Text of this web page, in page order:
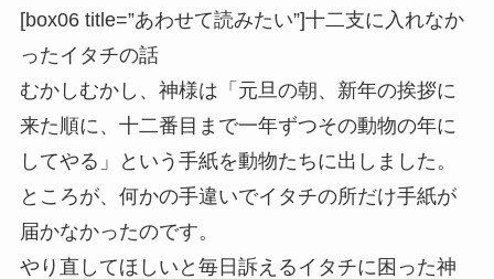
[box06 title=”あわせて読みたい”]十二支に入れなか
ったイタチの話
むかしむかし、神様は「元旦の朝、新年の挨拶に
来た順に、十二番目まで一年ずつその動物の年に
してやる」という手紙を動物たちに出しました。
ところが、何かの手違いでイタチの所だけ手紙が
届かなかったのです。
やり直してほしいと毎日訴えるイタチに困った神